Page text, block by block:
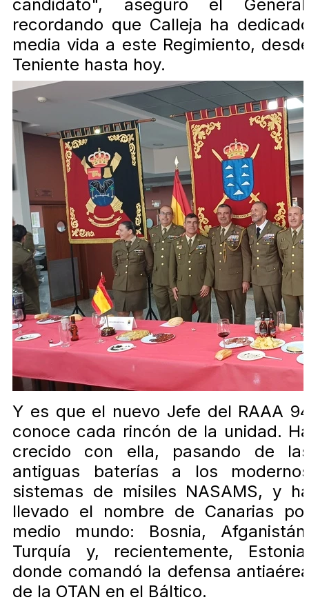
candidato", aseguró el
recordando que Calleja ha
media vida a este Regimiento,
Teniente hasta hoy.
Y es que el nuevo Jefe del RAAA
conoce cada rincón de la unidad.
crecido con ella, pasando de
antiguas baterías a los
sistemas de misiles NASAMS, y
llevado el nombre de Canarias
medio mundo: Bosnia,
Turquía y, recientemente,
donde comandó la defensa
de la OTAN en el Báltico.